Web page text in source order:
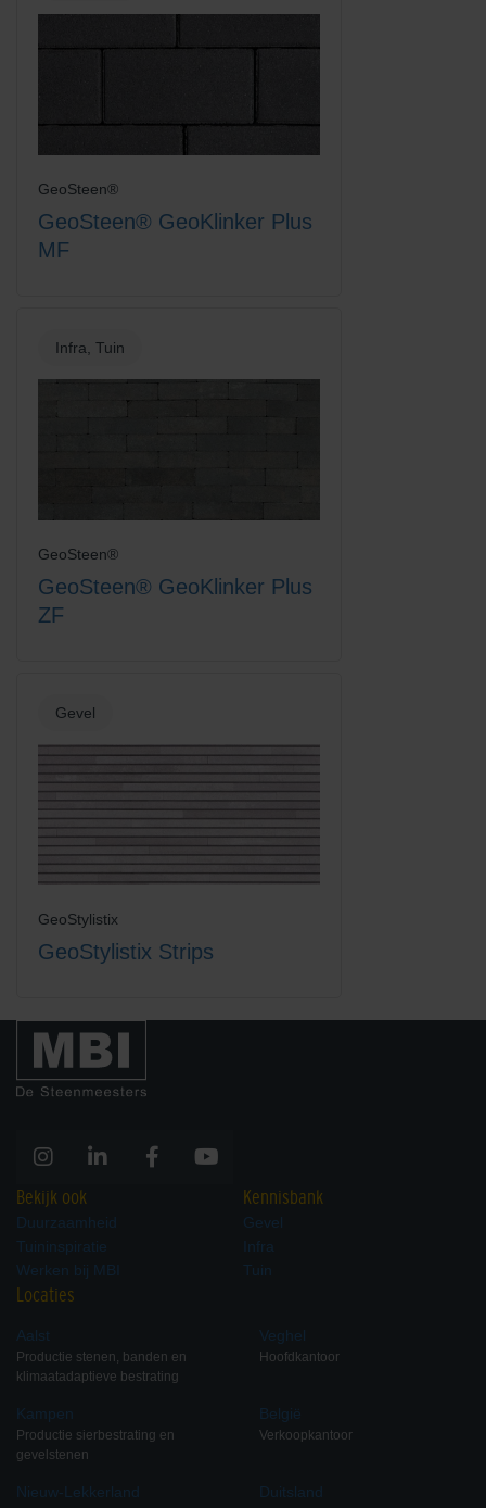
GeoSteen®
GeoSteen® GeoKlinker Plus
MF
Infra, Tuin
GeoSteen®
GeoSteen® GeoKlinker Plus
ZF
Gevel
GeoStylistix
GeoStylistix Strips
Bekijk ook
Duurzaamheid
Tuininspiratie
Werken bij MBI
Kennisbank
Gevel
Infra
Tuin
Locaties
Aalst
Productie stenen, banden en
klimaatadaptieve bestrating
Kampen
Productie sierbestrating en
gevelstenen
Nieuw-Lekkerland
Veghel
Hoofdkantoor
België
Verkoopkantoor
Duitsland